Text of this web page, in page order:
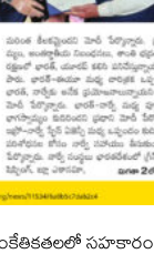
సహకారం